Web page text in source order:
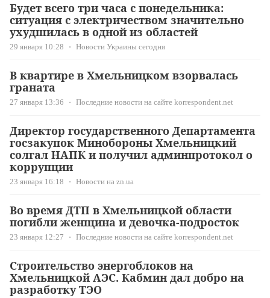
Будет всего три часа с понедельника:
ситуация с электричеством значительно
ухудшилась в одной из областей
29 января 10:28 Новости Украины сегодня
В квартире в Хмельницком взорвалась
граната
27 января 13:36 Последние новости на сайте korrespondent.net
Директор государственного Департамента
госзакупок Минобороны Хмельницкий
солгал НАПК и получил админпротокол о
коррупции
23 января 16:18 Новости на zn.ua
Во время ДТП в Хмельницкой области
погибли женщина и девочка-подросток
23 января 12:27 Последние новости на сайте korrespondent.net
Строительство энергоблоков на
Хмельницкой АЭС. Кабмин дал добро на
разработку ТЭО